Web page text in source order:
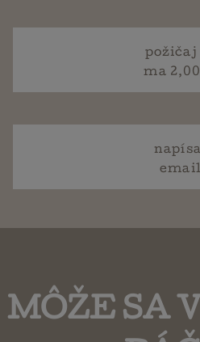
požičaj
ma
email
MÔŽE SA